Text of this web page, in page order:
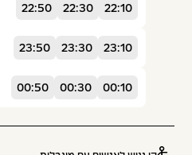
22:10
22:30
22:50
23:10
23:30
23:50
00:10
00:30
00:50